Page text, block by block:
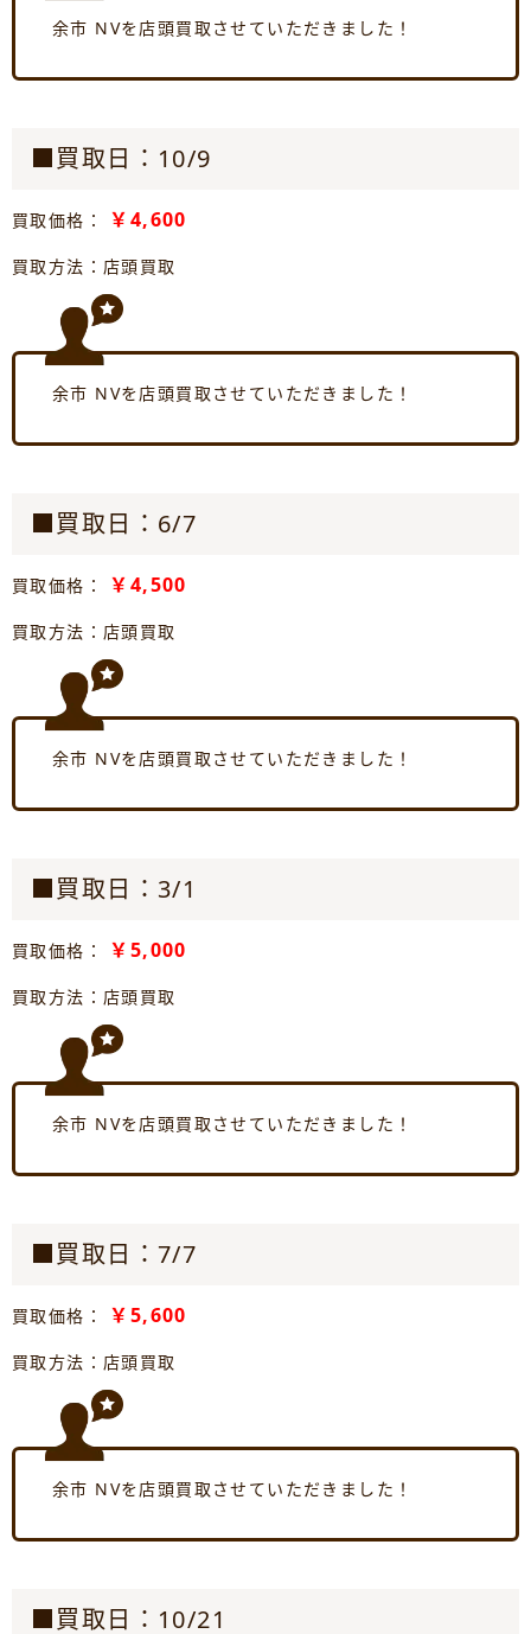
余市 NVを店頭買取させていただきました！
■買取日：10/9
買取価格： ￥4,600
買取方法：店頭買取
余市 NVを店頭買取させていただきました！
■買取日：6/7
買取価格： ￥4,500
買取方法：店頭買取
余市 NVを店頭買取させていただきました！
■買取日：3/1
買取価格： ￥5,000
買取方法：店頭買取
余市 NVを店頭買取させていただきました！
■買取日：7/7
買取価格： ￥5,600
買取方法：店頭買取
余市 NVを店頭買取させていただきました！
■買取日：10/21